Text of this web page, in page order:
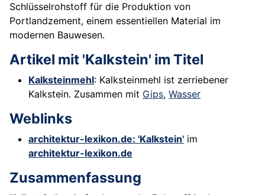
Schlüsselrohstoff für die Produktion von
Portlandzement, einem essentiellen Material im
modernen Bauwesen.
Artikel mit 'Kalkstein' im Titel
Kalksteinmehl: Kalksteinmehl ist zerriebener
Kalkstein. Zusammen mit Gips, Wasser
Weblinks
architektur-lexikon.de: 'Kalkstein' im
architektur-lexikon.de
Zusammenfassung